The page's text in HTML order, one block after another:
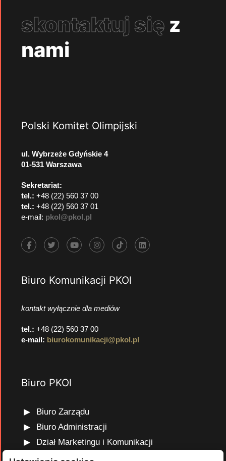
skontaktuj się z
nami
Polski Komitet Olimpijski
ul. Wybrzeże Gdyńskie 4
01-531 Warszawa
Sekretariat:
tel.: +48 (22) 560 37 00
tel.: +48 (22) 560 37 01
e-mail: pkol@pkol.pl
Biuro Komunikacji PKOl
kontakt wyłącznie dla mediów
tel.: +48 (22) 560 37 00
e-mail: biurokomunikacji@pkol.pl
Biuro PKOl
Biuro Zarządu
Biuro Administracji
Dział Marketingu i Komunikacji
Dział Edukacji Olimpijskiej